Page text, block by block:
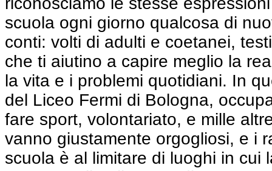
scuola ogni giorno qualcosa di
conti: volti di adulti e coetanei,
che ti aiutino a capire meglio la
la vita e i problemi quotidiani. In
del Liceo Fermi di Bologna,
fare sport, volontariato, e mille
vanno giustamente orgogliosi, e i
scuola è al limitare di luoghi in cui